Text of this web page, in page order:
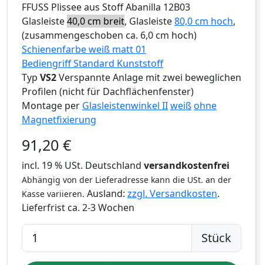
FFUSS Plissee aus Stoff Abanilla 12B03
Glasleiste40,0 cm breit, Glasleiste80,0 cm hoch,
(zusammengeschoben ca. 6,0 cm hoch)
Schienenfarbe weiß matt 01
Bediengriff Standard Kunststoff
Typ VS2Verspannte Anlage mit zwei beweglichen
Profilen (nicht für Dachflächenfenster)
Montage per Glasleistenwinkel IIweißohne
Magnetfixierung
91,20 €
incl. 19 % USt. Deutschland versandkostenfrei
Abhängig von der Lieferadresse kann die USt. an der
Kasse variieren. Ausland: zzgl. Versandkosten.
Lieferfrist ca. 2-3 Wochen
Stück